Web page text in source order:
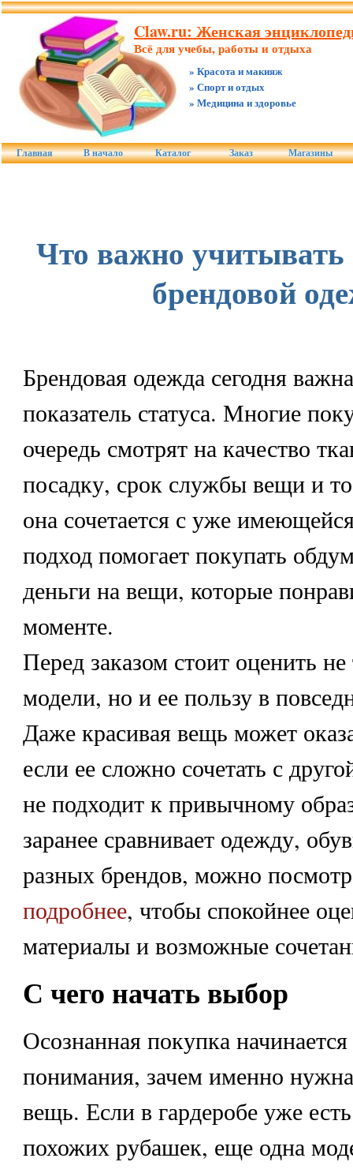
Claw.ru: Женская
Всё для учебы, работы и отдыха
» Красота и макияж
» Спорт и отдых
» Медицина и здоровье
Главная В начало Каталог Заказ Магазины
Что важно учитывать
брендовой
Брендовая одежда сегодня
показатель статуса. Многие
очередь смотрят на качество
посадку, срок службы вещи и
она сочетается с уже
подход помогает покупать
деньги на вещи, которые
моменте.
Перед заказом стоит оценить
модели, но и ее пользу в
Даже красивая вещь может
если ее сложно сочетать с
не подходит к привычному
заранее сравнивает одежду,
разных брендов, можно
подробнее, чтобы спокойнее
материалы и возможные
С чего начать выбор
Осознанная покупка
понимания, зачем именно
вещь. Если в гардеробе уже
похожих рубашек, еще одна